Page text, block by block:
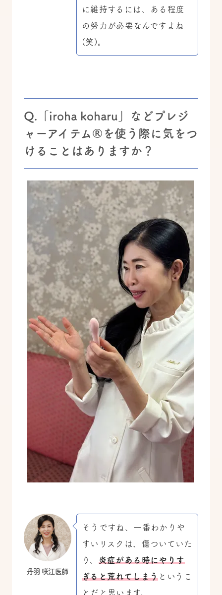
に維持するには、ある程度
の努力が必要なんですよね
(笑)。
Q.「iroha koharu」などプレジ
ャーアイテム®を使う際に気をつ
けることはありますか？
丹羽 咲江医師
そうですね、一番わかりや
すいリスクは、傷ついていた
り、 炎症がある時にやりす
ぎると荒れてしまう というこ
とだと思います。